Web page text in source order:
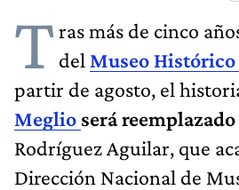
Tras más de cinco
del Museo
partir de agosto, el
Meglio será reemplazado
Rodríguez Aguilar, que
Dirección Nacional de